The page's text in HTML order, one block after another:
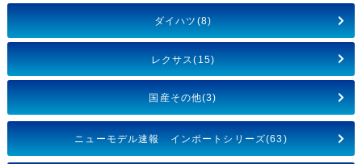
ダイハツ(8)
レクサス(15)
国産その他(3)
ニューモデル速報 インポートシリーズ(63)